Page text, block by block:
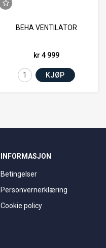
BEHA VENTILATOR
kr 4 999
KJØP
INFORMASJON
Betingelser
Personvernerklæring
Cookie policy